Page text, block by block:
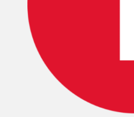
SERIES
TECNOVITOS